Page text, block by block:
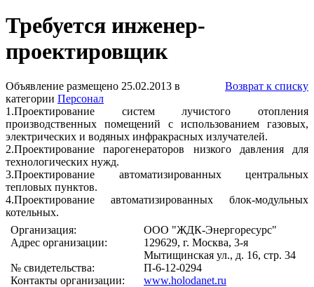
Требуется инженер-
проектировщик
Возврат к списку
Объявление размещено 25.02.2013 в
категории Персонал
1.Проектирование систем лучистого отопления
производственных помещений с использованием газовых,
электрических и водяных инфракрасных излучателей.
2.Проектирование парогенераторов низкого давления для
технологических нужд.
3.Проектирование автоматизированных центральных
тепловых пунктов.
4.Проектирование автоматизированных блок-модульных
котельных.
Организация:
ООО "ЖДК-Энергоресурс"
Адрес организации:
129629, г. Москва, 3-я
Мытищинская ул., д. 16, стр. 34
№ свидетельства:
П-6-12-0294
Контакты организации:
www.holodanet.ru